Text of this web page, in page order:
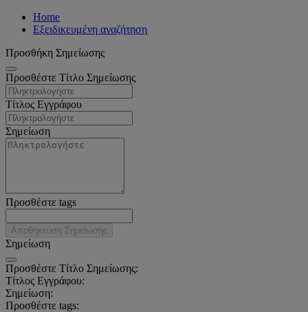
Home
Εξειδικευμένη αναζήτηση
Προσθήκη Σημείωσης
Προσθέστε Τίτλο Σημείωσης
Τίτλος Εγγράφου
Σημείωση
Προσθέστε tags
Αποθήκευση Σημείωσης
Σημείωση
Προσθέστε Τίτλο Σημείωσης:
Τίτλος Εγγράφου:
Σημείωση:
Προσθέστε tags: